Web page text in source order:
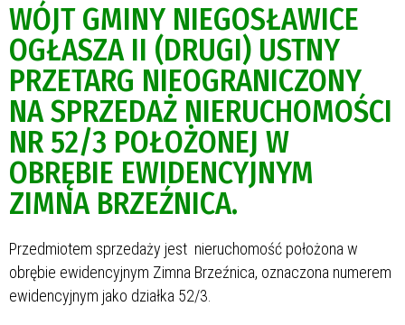
WÓJT GMINY NIEGOSŁAWICE
OGŁASZA II (DRUGI) USTNY
PRZETARG NIEOGRANICZONY
NA SPRZEDAŻ NIERUCHOMOŚCI
NR 52/3 POŁOŻONEJ W
OBRĘBIE EWIDENCYJNYM
ZIMNA BRZEŹNICA.
Przedmiotem sprzedaży jest nieruchomość położona w
obrębie ewidencyjnym Zimna Brzeźnica, oznaczona numerem
ewidencyjnym jako działka 52/3.